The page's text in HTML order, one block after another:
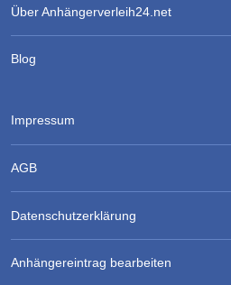
Über Anhängerverleih24.net
Blog
Impressum
AGB
Datenschutzerklärung
Anhängereintrag bearbeiten